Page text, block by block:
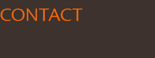
CONTACT